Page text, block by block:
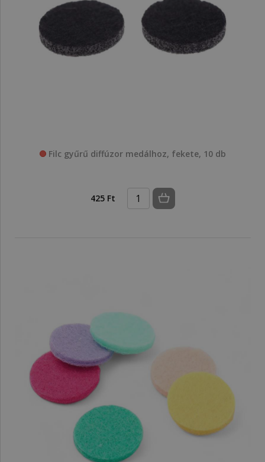
Filc gyűrű diffúzor medálhoz, fekete, 10 db
425 Ft